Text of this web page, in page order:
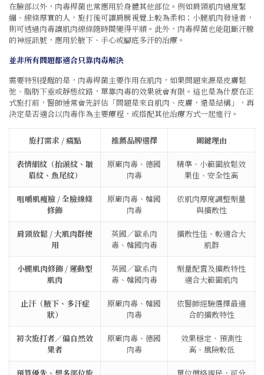
在臉部以外，肉毒桿菌也常應用於身體其他部位。例如肩頸肌肉過度緊
繃、線條厚實的人，施打後可讓肩膀視覺上較為柔和；小腿肌肉發達者，
則可透過肉毒讓肌肉線條隨時間變得平順。此外，肉毒桿菌也能阻斷汗腺
的神經訊號，應用於腋下、手心或腳底多汗的治療。
並非所有問題都適合只靠肉毒解決
需要特別提醒的是，肉毒桿菌主要作用在肌肉，如果問題來源是皮膚鬆
弛、脂肪下垂或靜態紋路，單靠肉毒的效果就會有限。這也是為什麼在正
式施打前，醫師通常會先評估「問題是來自肌肉、皮膚，還是結構」，再
決定是否適合以肉毒作為主要療程，或搭配其他治療方式一起進行。
施打需求 / 痛點 推薦品牌選擇 關鍵理由
表情細紋（抬頭紋、皺
眉紋、魚尾紋）
原廠肉毒、德國
肉毒
精準、小範圍放鬆效
果佳、安全性高
咀嚼肌瘦臉 / 全臉線條
修飾
原廠肉毒、韓國
肉毒
依肌肉厚度調整劑量
與擴散性
肩頸放鬆 / 大肌肉群使
用
英國／歐系肉
毒、韓國肉毒
擴散性佳、較適合大
肌群
小腿肌肉修飾 / 運動型
肌肉
英國／歐系肉
毒、韓國肉毒
劑量配置及擴散特性
適合大範圍肌肉
止汗（腋下、多汗症
狀）
原廠肉毒、韓國
肉毒
依醫師經驗選擇最適
合的擴散特性
初次施打者／偏自然效
果者
原廠肉毒、德國
肉毒
效果穩定、預測性
高、風險較低